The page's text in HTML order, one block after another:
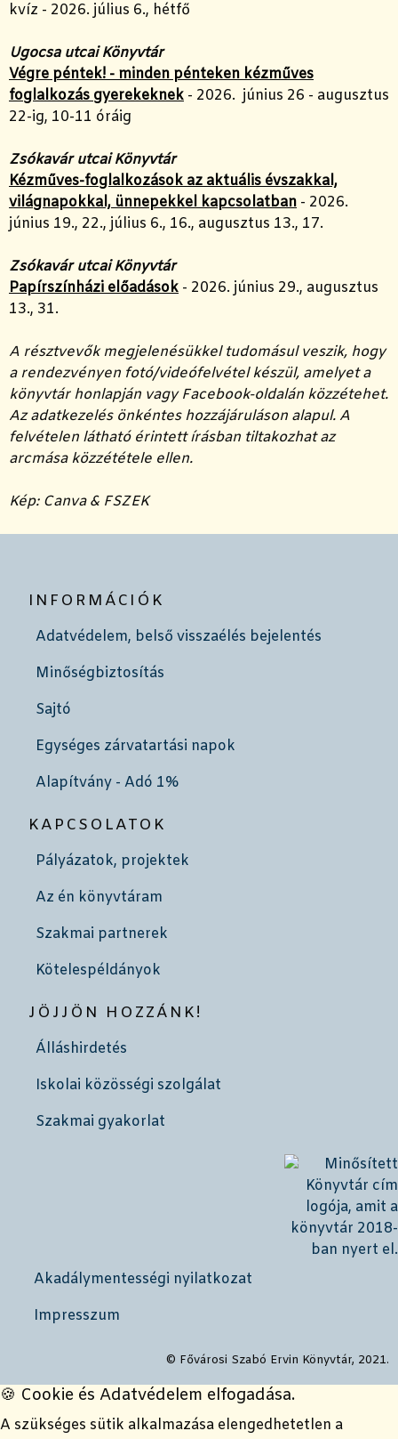
kvíz - 2026. július 6., hétfő
Ugocsa utcai Könyvtár
Végre péntek! - minden pénteken kézműves
foglalkozás gyerekeknek - 2026. június 26 - augusztus
22-ig, 10-11 óráig
Zsókavár utcai Könyvtár
Kézműves-foglalkozások az aktuális évszakkal,
világnapokkal, ünnepekkel kapcsolatban - 2026.
június 19., 22., július 6., 16., augusztus 13., 17.
Zsókavár utcai Könyvtár
Papírszínházi előadások - 2026. június 29., augusztus
13., 31.
A résztvevők megjelenésükkel tudomásul veszik, hogy
a rendezvényen fotó/videófelvétel készül, amelyet a
könyvtár honlapján vagy Facebook-oldalán közzétehet.
Az adatkezelés önkéntes hozzájáruláson alapul. A
felvételen látható érintett írásban tiltakozhat az
arcmása közzététele ellen.
Kép: Canva & FSZEK
INFORMÁCIÓK
Adatvédelem, belső visszaélés bejelentés
Minőségbiztosítás
Sajtó
Egységes zárvatartási napok
Alapítvány - Adó 1%
KAPCSOLATOK
Pályázatok, projektek
Az én könyvtáram
Szakmai partnerek
Kötelespéldányok
JÖJJÖN HOZZÁNK!
Álláshirdetés
Iskolai közösségi szolgálat
Szakmai gyakorlat
Akadálymentességi nyilatkozat
Impresszum
© Fővárosi Szabó Ervin Könyvtár, 2021.
🍪 Cookie és Adatvédelem elfogadása.
A szükséges sütik alkalmazása elengedhetetlen a